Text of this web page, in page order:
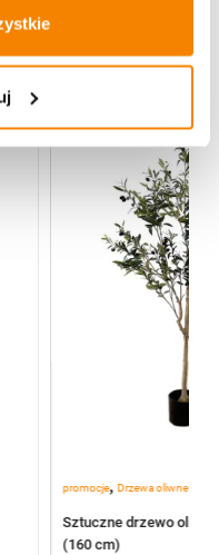
promocje,Drzewa oliwne
Sztuczne drzewo
(160 cm)